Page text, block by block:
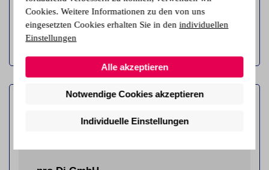
Infos & Termine
Cookies. Weitere Informationen zu den von uns
eingesetzten Cookies erhalten Sie in denindividuellen
Einstellungen
Alle akzeptieren
Notwendige Cookies akzeptieren
Individuelle Einstellungen